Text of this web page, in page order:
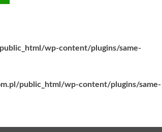
wp-content/plugins/same-
public_html/wp-content/plugins/same-